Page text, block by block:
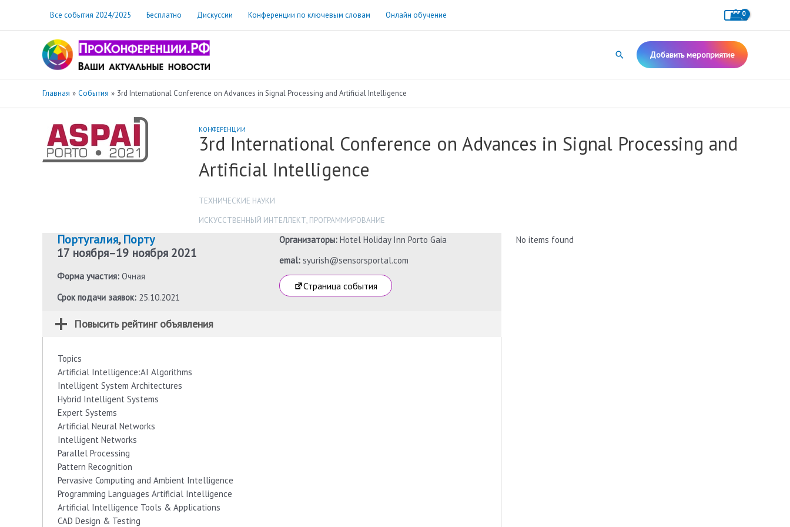
содержимому
Все события 2024/2025 Бесплатно Дискуссии Конференции по ключевым словам Онлайн обучение
Поиск Добавить мероприятие
Главная События 3rd International Conference on Advances in Signal Processing and Artificial Intelligence
КОНФЕРЕНЦИИ
3rd International Conference on Advances in Signal Processing and
Artificial Intelligence
ТЕХНИЧЕСКИЕ НАУКИ
ИСКУССТВЕННЫЙ ИНТЕЛЛЕКТ, ПРОГРАММИРОВАНИЕ
Португалия,Порту
17 ноября–19 ноября 2021
Форма участия: Очная
Срок подачи заявок: 25.10.2021
Организаторы: Hotel Holiday Inn Porto Gaia
emal:syurish@sensorsportal.com
Страница события
Повысить рейтинг объявления
Topics
Artificial Intelligence:AI Algorithms
Intelligent System Architectures
Hybrid Intelligent Systems
Expert Systems
Artificial Neural Networks
Intelligent Networks
Parallel Processing
Pattern Recognition
Pervasive Computing and Ambient Intelligence
Programming Languages Artificial Intelligence
Artificial Intelligence Tools & Applications
CAD Design & Testing
No items found